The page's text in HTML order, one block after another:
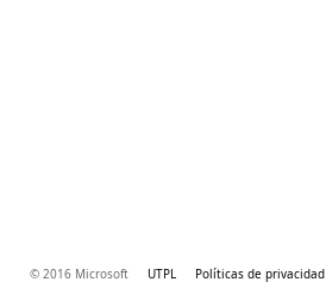
© 2016 Microsoft UTPL Políticas de privacidad